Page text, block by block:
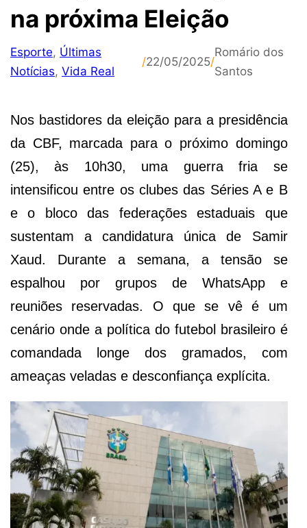
na próxima Eleição
Esporte, Últimas
Notícias, Vida Real
/22/05/2025/
Romário dos
Santos
Nos bastidores da eleição para a presidência
da CBF, marcada para o próximo domingo
(25), às 10h30, uma guerra fria se
intensificou entre os clubes das Séries A e B
e o bloco das federações estaduais que
sustentam a candidatura única de Samir
Xaud. Durante a semana, a tensão se
espalhou por grupos de WhatsApp e
reuniões reservadas. O que se vê é um
cenário onde a política do futebol brasileiro é
comandada longe dos gramados, com
ameaças veladas e desconfiança explícita.